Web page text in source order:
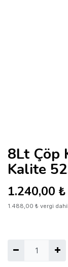
8Lt Çöp
Kalite
1.240,00 ₺
1.488,00 ₺ vergi dahil